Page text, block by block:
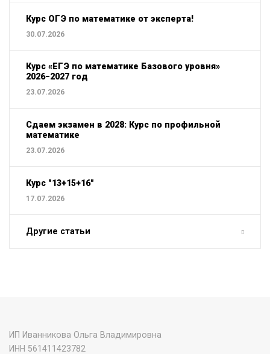
Курс ОГЭ по математике от эксперта!
30.07.2026
Курс «ЕГЭ по математике Базового уровня»
2026−2027 год
23.07.2026
Сдаем экзамен в 2028: Курс по профильной
математике
23.07.2026
Курс "13+15+16"
17.07.2026
Другие статьи
ИП Иванникова Ольга Владимировна
ИНН 561411423782